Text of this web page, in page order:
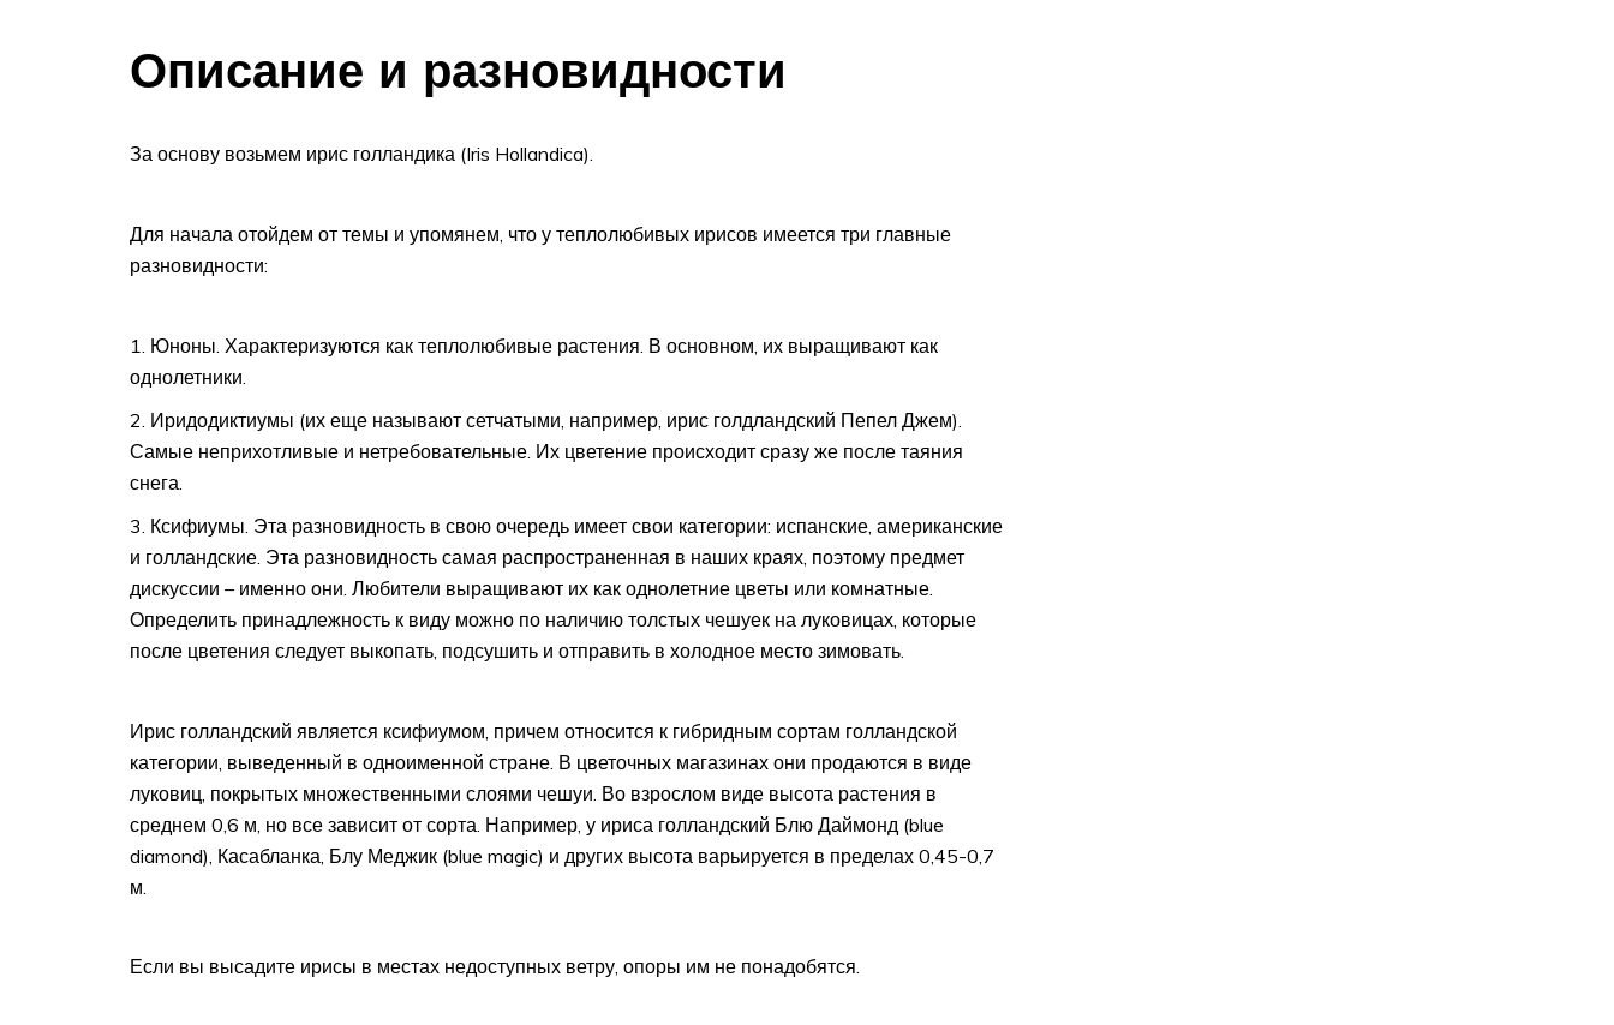
Описание и разновидности
За основу возьмем ирис голландика (Iris Hollandica).
Для начала отойдем от темы и упомянем, что у теплолюбивых ирисов имеется три главные
разновидности:
Юноны. Характеризуются как теплолюбивые растения. В основном, их выращивают как
однолетники.
Иридодиктиумы (их еще называют сетчатыми, например, ирис голдландский Пепел Джем).
Самые неприхотливые и нетребовательные. Их цветение происходит сразу же после таяния
снега.
Ксифиумы. Эта разновидность в свою очередь имеет свои категории: испанские, американские
и голландские. Эта разновидность самая распространенная в наших краях, поэтому предмет
дискуссии – именно они. Любители выращивают их как однолетние цветы или комнатные.
Определить принадлежность к виду можно по наличию толстых чешуек на луковицах, которые
после цветения следует выкопать, подсушить и отправить в холодное место зимовать.
Ирис голландский является ксифиумом, причем относится к гибридным сортам голландской
категории, выведенный в одноименной стране. В цветочных магазинах они продаются в виде
луковиц, покрытых множественными слоями чешуи. Во взрослом виде высота растения в
среднем 0,6 м, но все зависит от сорта. Например, у ириса голландский Блю Даймонд (blue
diamond), Касабланка, Блу Меджик (blue magic) и других высота варьируется в пределах 0,45-0,7
м.
Если вы высадите ирисы в местах недоступных ветру, опоры им не понадобятся.